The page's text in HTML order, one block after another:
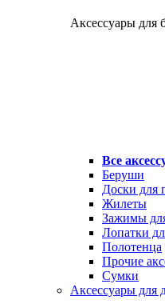
Аксессуары для
Все
Беруши
Доски для
Жилеты
Зажимы
Лопатки
Полотенца
Прочие
Сумки
Аксессуары для